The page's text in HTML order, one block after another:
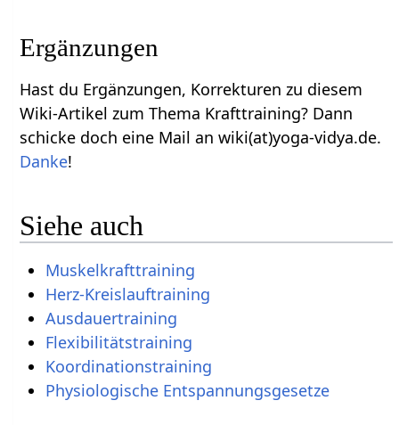
Ergänzungen
Hast du Ergänzungen, Korrekturen zu diesem
Wiki-Artikel zum Thema Krafttraining? Dann
schicke doch eine Mail an wiki(at)yoga-vidya.de.
Danke!
Siehe auch
Muskelkrafttraining
Herz-Kreislauftraining
Ausdauertraining
Flexibilitätstraining
Koordinationstraining
Physiologische Entspannungsgesetze